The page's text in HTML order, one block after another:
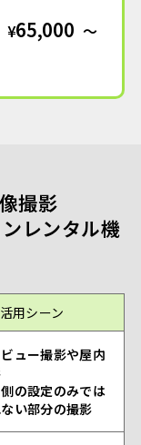
¥65,000 〜
撮影
レンタル機
活用シーン
ュー撮影や屋内
側の設定のみでは
い部分の撮影